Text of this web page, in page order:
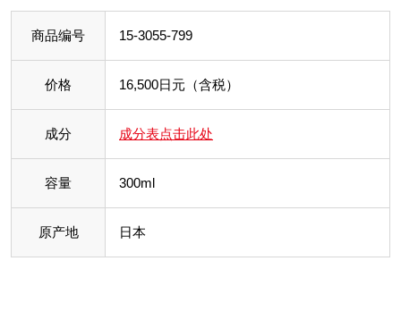
商品编号 15-3055-799
价格 16,500日元（含税）
成分 成分表点击此处
容量 300ml
原产地 日本